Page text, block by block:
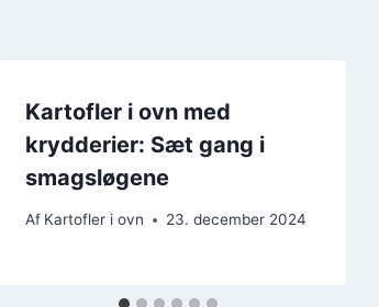
Kartofler i ovn med
krydderier: Sæt gang i
smagsløgene
Af Kartofler i ovn 23. december 2024